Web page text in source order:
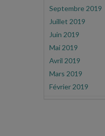
Septembre 2019
Juillet 2019
Juin 2019
Mai 2019
Avril 2019
Mars 2019
Février 2019